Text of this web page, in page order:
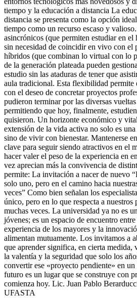
tiempo y la educación a distancia La
distancia se presenta como la opción
tiempo como un recurso escaso y
asincrónicos (que permiten estudiar en
sin necesidad de coincidir en vivo con el
híbridos (que combinan lo virtual con lo
de la generación plateada pueden
estudio sin las ataduras de tener que
aula tradicional. Esta flexibilidad permite
con el deseo de concretar proyectos
pudieron terminar por las diversas
permitiendo que hoy, finalmente,
quisieron. Un horizonte económico y
extensión de la vida activa no solo es
sino de vivir con bienestar. Mantenerse
clave para seguir siendo atractivos en el
hacer valer el peso de la experiencia en
vez aprecian más la convivencia de
permite: La invitación a nacer de nuevo
solo uno, pero en el camino hacia
veces” Como bien señalan los
único, pero en lo que respecta a nuestros
muchas veces. La universidad ya no es
jóvenes; es un espacio de encuentro
experiencia de los mayores y la
alimentan mutuamente. Los invitamos a
que aprender significa, en cierta medida,
la valentía y la seguridad que solo los
convertir ese «proyecto pendiente» en
futuro es un lugar que se construye con
comienza hoy. Lic. Juan Pablo
UFASTA